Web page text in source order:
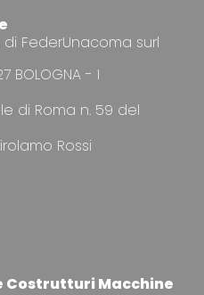
FederUnacoma surl
BOLOGNA - I
di Roma n. 59 del
Rossi
Costrutturi Macchine